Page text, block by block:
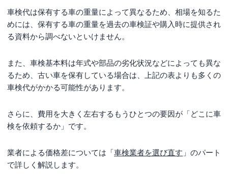
車検代は保有する車の重量によって異なるため、相場を知るた
めには、保有する車の重量を過去の車検証や購入時に提供され
る資料から調べないといけません。
また、車検基本料は年式や部品の劣化状況などによっても異な
るため、古い車を保有している場合は、上記の表よりも多くの
車検代がかかる可能性があります。
さらに、費用を大きく左右するもうひとつの要因が「どこに車
検を依頼するか」です。
業者による価格差については「 車検業者を選び直す 」のパート
で詳しく解説します。